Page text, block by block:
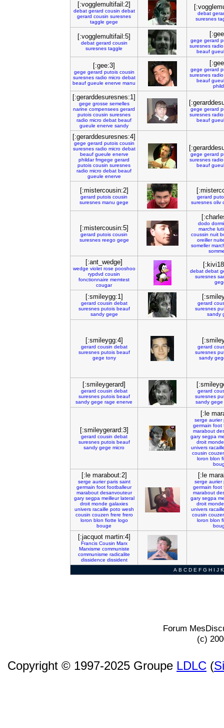
[:vogglemultifail:2]
debat gerard cousin debat
gerard cousin suresnes
taggle gege
debat
suresnes
[:vogglemultifail:5]
debat gerard cousin
suresnes taggle
gege gerard
suresnes radio
beauf
[:gee:3]
gege gerard putois cousin
suresnes radio micro debat
beauf gueule enerve manu
gege gerard
suresnes radio
beauf
[:gerarddesuresnes:1]
gege grosse semelles
narine compensees gerard
putois cousin suresnes
radio micro debat beauf
gueule enerve sandy
gege gerard
suresnes radio
beauf
[:gerarddesuresnes:4]
gege gerard putois cousin
suresnes radio micro debat
beauf gueule enerve
phildar fmgege gerard
putois cousin suresnes
radio micro debat beauf
gueule enerve
gege gerard
suresnes radio
beauf
[:mistercousin:2]
gerard putois cousin
suresnes manu gege
gerard
suresnes oliv
[:mistercousin:5]
gerard putois cousin
suresnes reego gege
dodo
marche
coussin nuit
oreiller
someller
[:ant_wedge]
wedge violet rose pooshoo
rypdvd cousin
fonctionnaire memtest
cougar
debat debat
suresnes
[:smileygg:1]
gerard cousin debat
suresnes putois beauf
sandy gege
gerard
suresnes
sandy
[:smileygg:4]
gerard cousin debat
suresnes putois beauf
gege tony
gerard
suresnes
sandy
[:smileygerard]
gerard cousin debat
suresnes putois beauf
sandy gege rage enerve
gerard
suresnes
sandy gege
[:smileygerard:3]
gerard cousin debat
suresnes putois beauf
sandy gege micro
[:le
serge aurier
germain foot
marabout
gary segpa
droit monde
univers
cousin
loron blon
[:le marabout:2]
serge aurier paris saint
germain foot footballeur
marabout desanvouteur
gary segpa meilleur lateral
droit monde galaxies
univers racaille poto wesh
cousin couzen frere frero
loron blon fiotte logo
bouge
[:le
serge aurier
germain foot
marabout
gary segpa
droit monde
univers
cousin
loron blon
[:jacquot martin:4]
Francis Cousin Marx
Marxisme communiste
communisme radicalite
dissidence dissident
A B C D E F G H I J K
Forum
(c)
Copyright © 1997-2025 Groupe LDLC (